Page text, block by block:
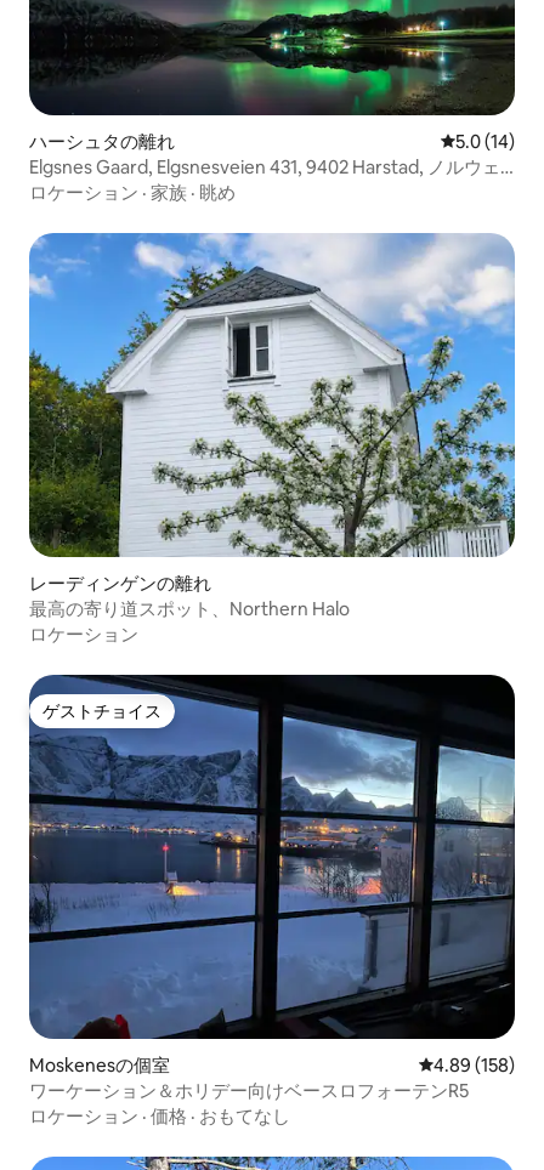
ハーシュタの離れ レビュー14
5.0 (14)
Elgsnes Gaard, Elgsnesveien 431, 9402 Harstad, ノルウェ
ー
ロケーション · 家族 · 眺め
レーディンゲンの離れ
最高の寄り道スポット、Northern Halo
ロケーション
ゲストチョイス
ゲストチョイス
Moskenesの個室 レビュー158
4.89 (158)
ワーケーション＆ホリデー向けベースロフォーテンR5
ロケーション · 価格 · おもてなし